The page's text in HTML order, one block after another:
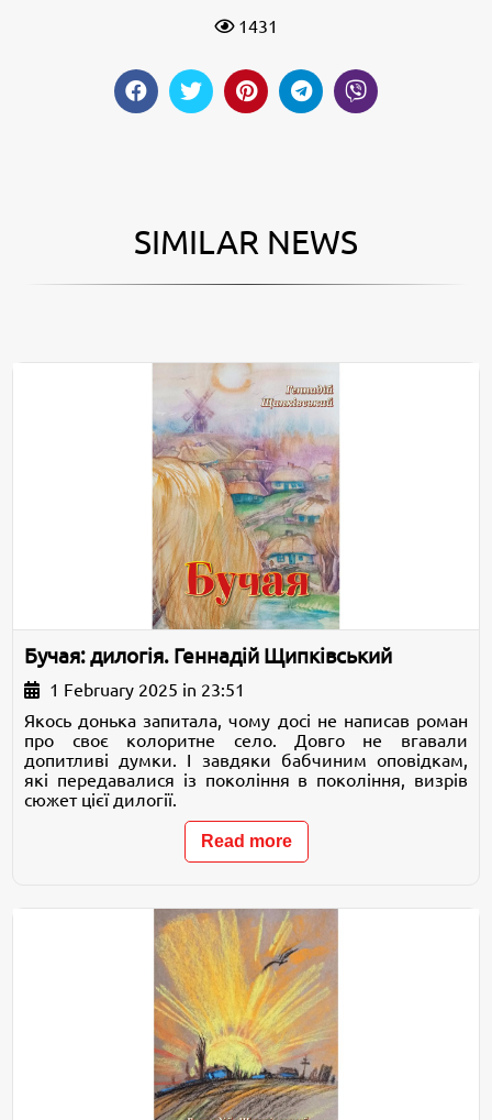
1431
SIMILAR NEWS
Бучая: дилогія. Геннадій Щипківський
1 February 2025 in 23:51
Якось донька запитала, чому досі не написав роман
про своє колоритне село. Довго не вгавали
допитливі думки. І завдяки бабчиним оповідкам,
які передавалися із покоління в покоління, визрів
сюжет цієї дилогії.
Read more